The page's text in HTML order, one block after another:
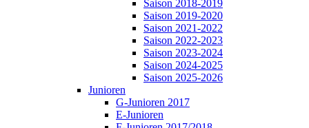
Saison 2018-2019
Saison 2019-2020
Saison 2021-2022
Saison 2022-2023
Saison 2023-2024
Saison 2024-2025
Saison 2025-2026
Junioren
G-Junioren 2017
E-Junioren